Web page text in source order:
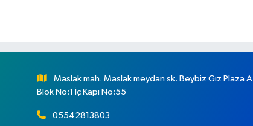
Maslak mah. Maslak meydan sk. Beybiz Gız Plaza A
Blok No:1 İç Kapı No:55
05542813803